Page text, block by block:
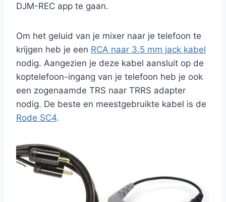
DJM-REC app te gaan.
Om het geluid van je mixer naar je telefoon te
krijgen heb je een RCA naar 3.5 mm jack kabel
nodig. Aangezien je deze kabel aansluit op de
koptelefoon-ingang van je telefoon heb je ook
een zogenaamde TRS naar TRRS adapter
nodig. De beste en meestgebruikte kabel is de
Rode SC4.